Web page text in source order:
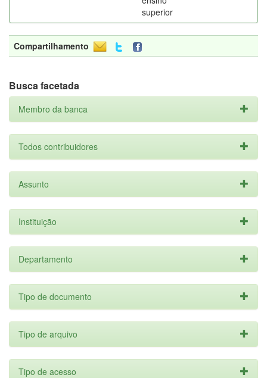
superior
Compartilhamento
Busca facetada
Membro da banca
Todos contribuidores
Assunto
Instituição
Departamento
Tipo de documento
Tipo de arquivo
Tipo de acesso